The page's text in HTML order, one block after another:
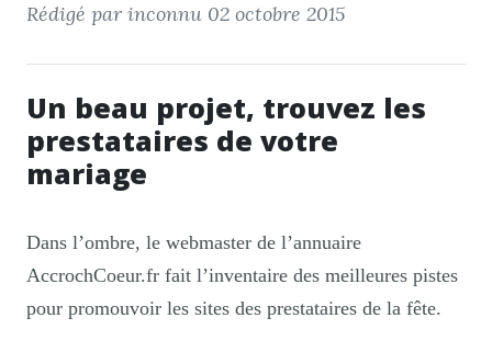
Rédigé par inconnu 02 octobre 2015
Un beau projet, trouvez les
prestataires de votre
mariage
Dans l’ombre, le webmaster de l’annuaire
AccrochCoeur.fr fait l’inventaire des meilleures pistes
pour promouvoir les sites des prestataires de la fête.